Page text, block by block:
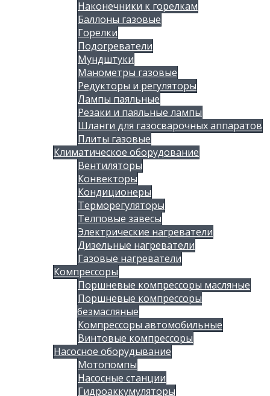
Наконечники к горелкам
Баллоны газовые
Горелки
Подогреватели
Мундштуки
Манометры газовые
Редукторы и регуляторы
Лампы паяльные
Резаки и паяльные лампы
Шланги для газосварочных аппаратов
Плиты газовые
Климатическое оборудование
Вентиляторы
Конвекторы
Кондиционеры
Терморегуляторы
Телповые завесы
Электрические нагреватели
Дизельные нагреватели
Газовые нагреватели
Компрессоры
Поршневые компрессоры масляные
Поршневые компрессоры
безмасляные
Компрессоры автомобильные
Винтовые компрессоры
Насосное оборудывание
Мотопомпы
Насосные станции
Гидроаккумуляторы